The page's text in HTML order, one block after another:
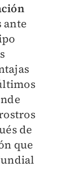
ante
de
que